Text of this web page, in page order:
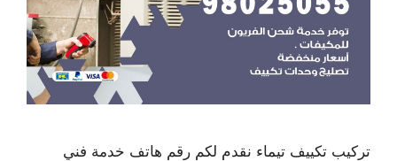
تركيب تكييف تيماء نقدم لكم رقم هاتف خدمة فني